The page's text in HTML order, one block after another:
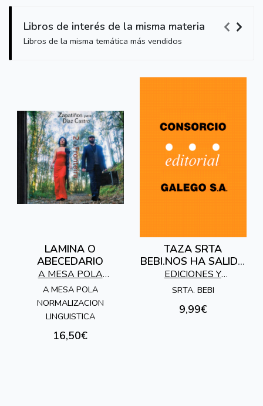
Libros de interés de la misma materia
Libros de la misma temática más vendidos
LAMINA O
ABECEDARIO
A MESA POLA
NORMALIZACION
LINGUISTICA
A MESA POLA
NORMALIZACION
LINGUISTICA
16,50€
TAZA SRTA
BEBI.NOS HA SALIDO
FEMINISTA
EDICIONES Y
PRODUCCIONES FRIDA
SL
SRTA. BEBI
9,99€